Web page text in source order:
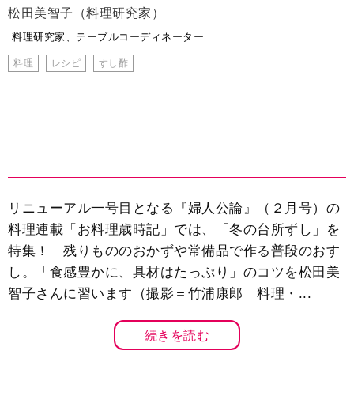
松田美智子（料理研究家）
料理研究家、テーブルコーディネーター
料理 レシピ すし酢
リニューアル一号目となる『婦人公論』（２月号）の
料理連載「お料理歳時記」では、「冬の台所ずし」を
特集！ 残りもののおかずや常備品で作る普段のおす
し。「食感豊かに、具材はたっぷり」のコツを松田美
智子さんに習います（撮影＝竹浦康郎 料理・...
続きを読む